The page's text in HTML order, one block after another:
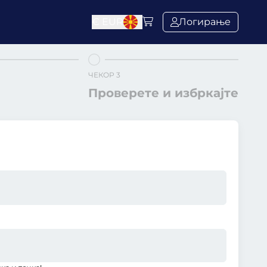
Логирање
ЧЕКОР 3
Проверете и избркајте